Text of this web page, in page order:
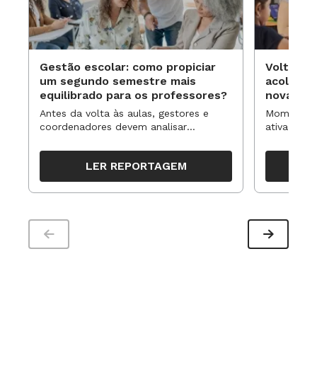
Gestão escolar: como propiciar
um segundo semestre mais
equilibrado para os professores?
Antes da volta às aulas, gestores e
coordenadores devem analisar
organizar ações para orientar o
trabalho pedagógico ao longo do
período
LER REPORTAGEM
Volta às
novas
ativa
propostas